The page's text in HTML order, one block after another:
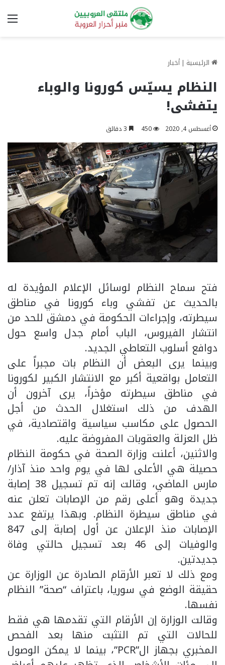
الرئيسية | أخبار
النظام يسيّس كورونا والوباء
يتفشى!
أغسطس 4, 2020 450
فتح سماح النظام لوسائل الإعلام المؤيدة له
بالحديث عن تفشي وباء كورونا في مناطق
سيطرته، وإجراءات الحكومة في دمشق للحد من
انتشار الفيروس، الباب أمام جدل واسع حول
دوافع أسلوب التعاطي الجديد.
وبينما يرى البعض أن النظام بات مجبراً على
التعامل بواقعية أكبر مع الانتشار الكبير لكورونا
في مناطق سيطرته مؤخراً، يرى آخرون أن
الهدف من ذلك استغلال الحدث من أجل
الحصول على مكاسب سياسية واقتصادية، في
ظل العزلة والعقوبات المفروضة عليه.
والاثنين، أعلنت وزارة الصحة في حكومة النظام
حصيلة هي الأعلى لها في يوم واحد منذ آذار/
مارس الماضي، وقالت إنه تم تسجيل 38 إصابة
جديدة وهو أعلى رقم من الإصابات تعلن عنه
في مناطق سيطرة النظام. وبهذا يرتفع عدد
الإصابات منذ الإعلان عن أول إصابة إلى 847
والوفيات إلى 46 بعد تسجيل حالتي وفاة
جديدتين.
ومع ذلك لا تعبر الأرقام الصادرة عن الوزارة عن
حقيقة الوضع في سوريا، باعتراف “صحة” النظام
نفسها.
وقالت الوزارة إن الأرقام التي تقدمها هي فقط
للحالات التي تم التثبت منها بعد الفحص
المخبري بجهاز ال”PCR”، بينما لا يمكن الوصول